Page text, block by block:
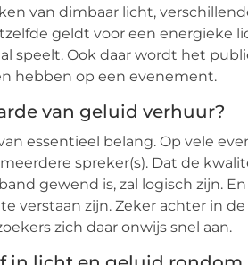
van dimbaar licht,
geldt voor een energieke
speelt. Ook daar wordt het
hebben op een evenement.
van geluid verhuur?
essentieel belang. Op vele
spreker(s). Dat de
gewend is, zal logisch zijn.
verstaan zijn. Zeker achter in
zich daar onwijs snel aan.